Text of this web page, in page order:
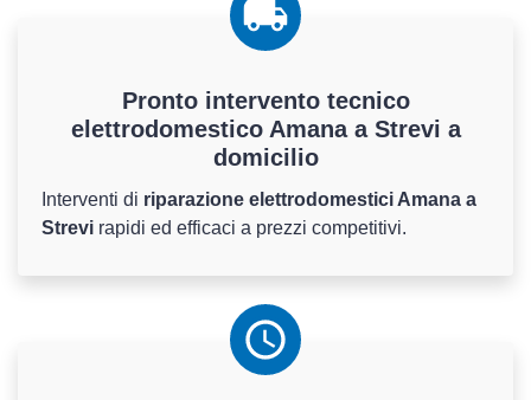
Pronto intervento tecnico
elettrodomestico Amana a Strevi a
domicilio
Interventi di riparazione elettrodomestici Amana a
Strevi rapidi ed efficaci a prezzi competitivi.